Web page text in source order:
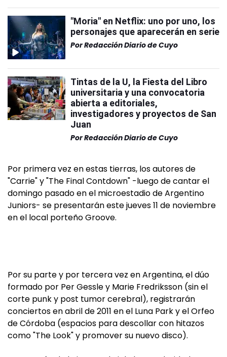
"Moria" en Netflix: uno por uno, los
personajes que aparecerán en serie
PorRedacción Diario de Cuyo
Tintas de la U, la Fiesta del Libro
universitaria y una convocatoria
abierta a editoriales,
investigadores y proyectos de San
Juan
PorRedacción Diario de Cuyo
Por primera vez en estas tierras, los autores de
"Carrie" y "The Final Contdown" -luego de cantar el
domingo pasado en el microestadio de Argentino
Juniors- se presentarán este jueves 11 de noviembre
en el local porteño Groove.
Por su parte y por tercera vez en Argentina, el dúo
formado por Per Gessle y Marie Fredriksson (sin el
corte punk y post tumor cerebral), registrarán
conciertos en abril de 2011 en el Luna Park y el Orfeo
de Córdoba (espacios para descollar con hitazos
como "The Look" y promover su nuevo disco).